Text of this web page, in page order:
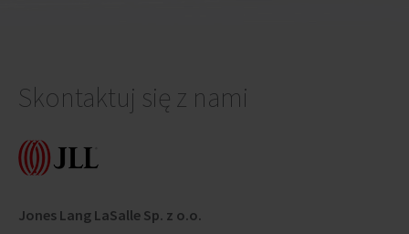
Skontaktuj się z nami
Jones Lang LaSalle Sp. z o.o.